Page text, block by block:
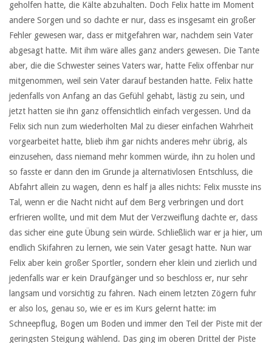
geholfen hatte, die Kälte abzuhalten. Doch Felix hatte im Moment
andere Sorgen und so dachte er nur, dass es insgesamt ein großer
Fehler gewesen war, dass er mitgefahren war, nachdem sein Vater
abgesagt hatte. Mit ihm wäre alles ganz anders gewesen. Die Tante
aber, die die Schwester seines Vaters war, hatte Felix offenbar nur
mitgenommen, weil sein Vater darauf bestanden hatte. Felix hatte
jedenfalls von Anfang an das Gefühl gehabt, lästig zu sein, und
jetzt hatten sie ihn ganz offensichtlich einfach vergessen. Und da
Felix sich nun zum wiederholten Mal zu dieser einfachen Wahrheit
vorgearbeitet hatte, blieb ihm gar nichts anderes mehr übrig, als
einzusehen, dass niemand mehr kommen würde, ihn zu holen und
so fasste er dann den im Grunde ja alternativlosen Entschluss, die
Abfahrt allein zu wagen, denn es half ja alles nichts: Felix musste ins
Tal, wenn er die Nacht nicht auf dem Berg verbringen und dort
erfrieren wollte, und mit dem Mut der Verzweiflung dachte er, dass
das sicher eine gute Übung sein würde. Schließlich war er ja hier, um
endlich Skifahren zu lernen, wie sein Vater gesagt hatte. Nun war
Felix aber kein großer Sportler, sondern eher klein und zierlich und
jedenfalls war er kein Draufgänger und so beschloss er, nur sehr
langsam und vorsichtig zu fahren. Nach einem letzten Zögern fuhr
er also los, genau so, wie er es im Kurs gelernt hatte: im
Schneepflug, Bogen um Boden und immer den Teil der Piste mit der
geringsten Steigung wählend. Das ging im oberen Drittel der Piste